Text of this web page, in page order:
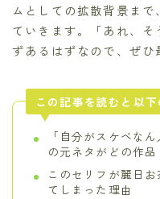
ムとしての拡散背景ま
ていきます。「あれ、
ずあるはずなので、ぜひ
この記事を読むと以
「自分がスケベな
の元ネタがどの作
このセリフが麗日
てしまった理由